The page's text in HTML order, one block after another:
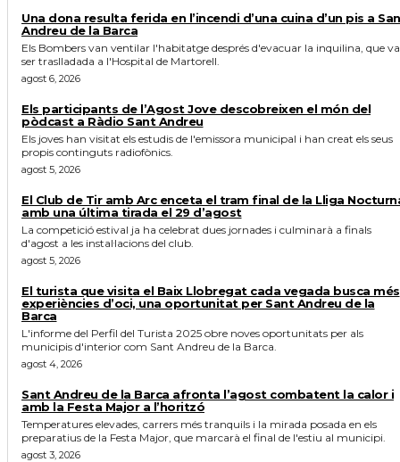
Una dona resulta ferida en l’incendi d’una cuina d’un pis a
Andreu de la Barca
Els Bombers van ventilar l'habitatge després d'evacuar la inquilina, que va
ser traslladada a l'Hospital de Martorell.
agost 6, 2026
Els participants de l’Agost Jove descobreixen el món del
pòdcast a Ràdio Sant Andreu
Els joves han visitat els estudis de l'emissora municipal i han creat els seus
propis continguts radiofònics.
agost 5, 2026
El Club de Tir amb Arc enceta el tram final de la Lliga
amb una última tirada el 29 d’agost
La competició estival ja ha celebrat dues jornades i culminarà a finals
d'agost a les instal·lacions del club.
agost 5, 2026
El turista que visita el Baix Llobregat cada vegada busca més
experiències d’oci, una oportunitat per Sant Andreu de la
Barca
L'informe del Perfil del Turista 2025 obre noves oportunitats per als
municipis d'interior com Sant Andreu de la Barca.
agost 4, 2026
Sant Andreu de la Barca afronta l’agost combatent la calor i
amb la Festa Major a l’horitzó
Temperatures elevades, carrers més tranquils i la mirada posada en els
preparatius de la Festa Major, que marcarà el final de l'estiu al municipi.
agost 3, 2026